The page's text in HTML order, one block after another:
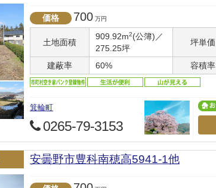
価格 700 万円
土地面積
909.92m2(公簿)／
275.25坪
坪単価
建蔽率 60% 容積率
箕輪町
0265-79-3153
安曇野市豊科南穂高5941-1他